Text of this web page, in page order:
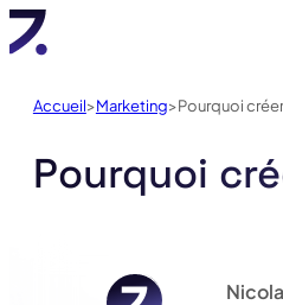
Pourquoi
Accueil Marketing Pourquoi